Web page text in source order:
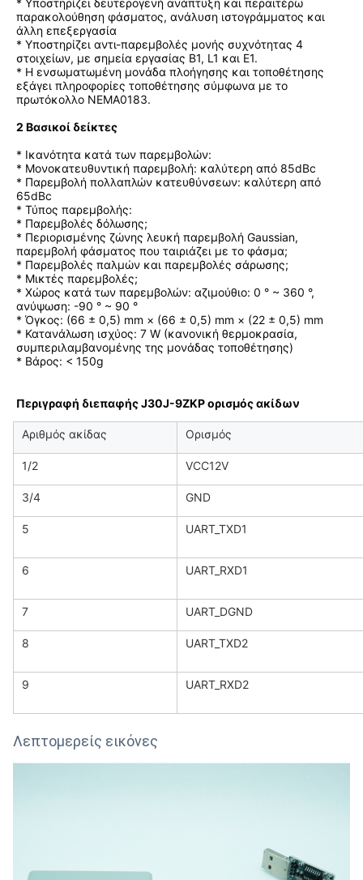
* Υποστηρίζει δευτερογενή ανάπτυξη και περαιτέρω
παρακολούθηση φάσματος, ανάλυση ιστογράμματος και
άλλη επεξεργασία
* Υποστηρίζει αντι-παρεμβολές μονής συχνότητας 4
στοιχείων, με σημεία εργασίας B1, L1 και E1.
* Η ενσωματωμένη μονάδα πλοήγησης και τοποθέτησης
εξάγει πληροφορίες τοποθέτησης σύμφωνα με το
πρωτόκολλο NEMA0183.
2 Βασικοί δείκτες
* Ικανότητα κατά των παρεμβολών:
* Μονοκατευθυντική παρεμβολή: καλύτερη από 85dBc
* Παρεμβολή πολλαπλών κατευθύνσεων: καλύτερη από
65dBc
* Τύπος παρεμβολής:
* Παρεμβολές δόλωσης;
* Περιορισμένης ζώνης λευκή παρεμβολή Gaussian,
παρεμβολή φάσματος που ταιριάζει με το φάσμα;
* Παρεμβολές παλμών και παρεμβολές σάρωσης;
* Μικτές παρεμβολές;
* Χώρος κατά των παρεμβολών: αζιμούθιο: 0 ° ~ 360 °,
ανύψωση: -90 ° ~ 90 °
* Όγκος: (66 ± 0,5) mm × (66 ± 0,5) mm × (22 ± 0,5) mm
* Κατανάλωση ισχύος: 7 W (κανονική θερμοκρασία,
συμπεριλαμβανομένης της μονάδας τοποθέτησης)
* Βάρος: < 150g
Περιγραφή διεπαφήςJ30J-9ZKPορισμός ακίδων
Αριθμός ακίδας Ορισμός
1/2 VCC12V
3/4 GND
5 UART_TXD1
6 UART_RXD1
7 UART_DGND
8 UART_TXD2
9 UART_RXD2
Λεπτομερείς εικόνες